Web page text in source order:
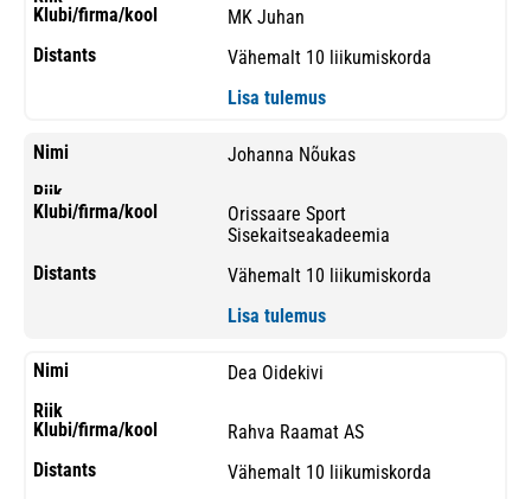
MK Juhan
Vähemalt 10 liikumiskorda
Lisa tulemus
Johanna Nõukas
Orissaare Sport
Sisekaitseakadeemia
Vähemalt 10 liikumiskorda
Lisa tulemus
Dea Oidekivi
Rahva Raamat AS
Vähemalt 10 liikumiskorda